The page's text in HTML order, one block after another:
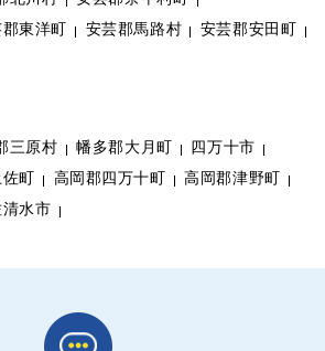
東洋町 安芸郡馬路村
安芸郡安田町
三原村 幡多郡大月町
四万十市
町 高岡郡四万十町
高岡郡津野町
清水市